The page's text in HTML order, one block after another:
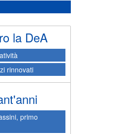
la DeA
rinnovati
primo